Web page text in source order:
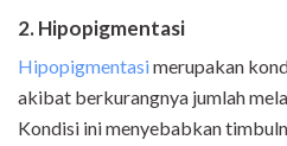
2. Hipopigmentasi
Hipopigmentasimerupakan
akibat berkurangnya jumlah
Kondisi ini menyebabkan